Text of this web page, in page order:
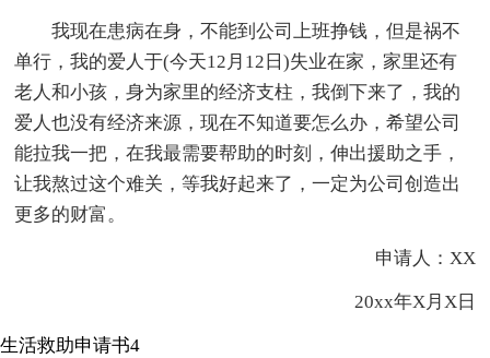
我现在患病在身，不能到公司上班挣钱，但是祸不
单行，我的爱人于(今天12月12日)失业在家，家里还有
老人和小孩，身为家里的经济支柱，我倒下来了，我的
爱人也没有经济来源，现在不知道要怎么办，希望公司
能拉我一把，在我最需要帮助的时刻，伸出援助之手，
让我熬过这个难关，等我好起来了，一定为公司创造出
更多的财富。
申请人：XX
20xx年X月X日
生活救助申请书4